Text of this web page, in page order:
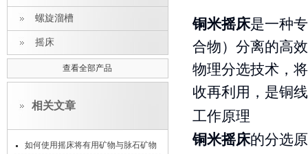
螺旋溜槽
摇床
查看全部产品
相关文章
如何使用摇床将有用矿物与脉石矿物
铜米摇床是一种
合物）分离的高
物理分选技术，
收再利用，是铜
工作原理
铜米摇床的分选